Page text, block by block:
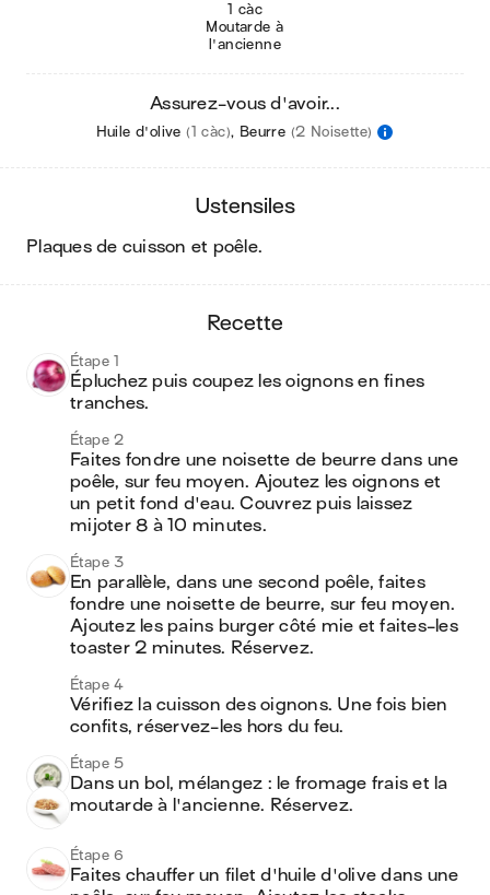
1 càc
Moutarde à
l'ancienne
Assurez-vous d'avoir...
Huile d'olive (1 càc), Beurre (2 Noisette)
ustensiles
plaques de cuisson et poêle.
recette
Étape 1
Épluchez puis coupez les oignons en fines
tranches.
Étape 2
Faites fondre une noisette de beurre dans une
poêle, sur feu moyen. Ajoutez les oignons et
un petit fond d'eau. Couvrez puis laissez
mijoter 8 à 10 minutes.
Étape 3
En parallèle, dans une second poêle, faites
fondre une noisette de beurre, sur feu moyen.
Ajoutez les pains burger côté mie et faites-les
toaster 2 minutes. Réservez.
Étape 4
Vérifiez la cuisson des oignons. Une fois bien
confits, réservez-les hors du feu.
Étape 5
Dans un bol, mélangez : le fromage frais et la
moutarde à l'ancienne. Réservez.
Étape 6
Faites chauffer un filet d'huile d'olive dans une